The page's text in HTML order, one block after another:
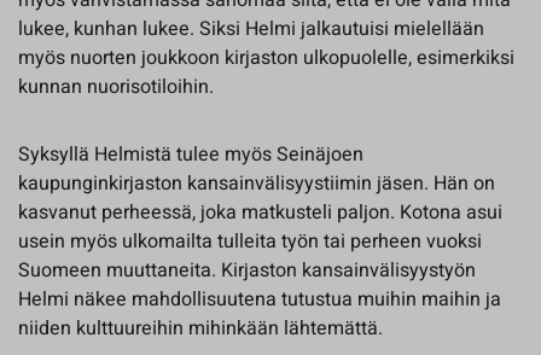
lukee, kunhan lukee. Siksi Helmi jalkautuisi mielellään
myös nuorten joukkoon kirjaston ulkopuolelle, esimerkiksi
kunnan nuorisotiloihin.
Syksyllä Helmistä tulee myös Seinäjoen
kaupunginkirjaston kansainvälisyystiimin jäsen. Hän on
kasvanut perheessä, joka matkusteli paljon. Kotona asui
usein myös ulkomailta tulleita työn tai perheen vuoksi
Suomeen muuttaneita. Kirjaston kansainvälisyystyön
Helmi näkee mahdollisuutena tutustua muihin maihin ja
niiden kulttuureihin mihinkään lähtemättä.